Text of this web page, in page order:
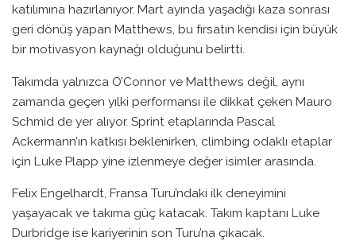
katılımına hazırlanıyor. Mart ayında yaşadığı kaza sonrası
geri dönüş yapan Matthews, bu fırsatın kendisi için büyük
bir motivasyon kaynağı olduğunu belirtti.
Takımda yalnızca O’Connor ve Matthews değil, aynı
zamanda geçen yılki performansı ile dikkat çeken Mauro
Schmid de yer alıyor. Sprint etaplarında Pascal
Ackermann’ın katkısı beklenirken, climbing odaklı etaplar
için Luke Plapp yine izlenmeye değer isimler arasında.
Felix Engelhardt, Fransa Turu’ndaki ilk deneyimini
yaşayacak ve takıma güç katacak. Takım kaptanı Luke
Durbridge ise kariyerinin son Turu’na çıkacak.